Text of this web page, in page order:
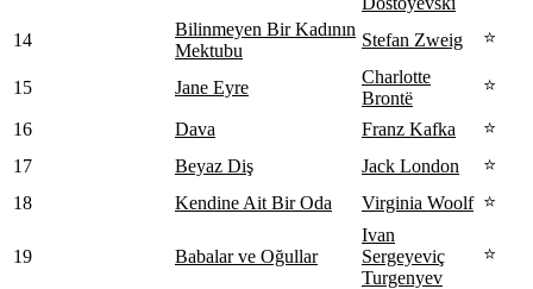
14
Bilinmeyen Bir Kadının
Mektubu
Stefan Zweig ⭐
15 Jane Eyre
Charlotte
Brontë
⭐
16 Dava Franz Kafka
⭐
17
Beyaz Diş Jack London
⭐
18
Kendine Ait Bir Oda Virginia Woolf ⭐
19 Babalar ve Oğullar
Ivan
Sergeyeviç
Turgenyev
⭐